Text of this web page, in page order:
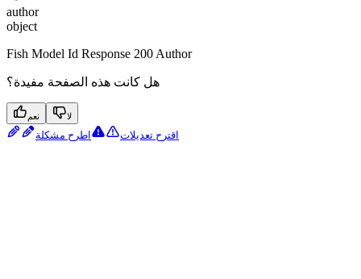
author
object
Fish Model Id Response 200 Author
هل كانت هذه الصفحة مفيدة؟
نعم لا
اقترح تعديلات اطرح مشكلة